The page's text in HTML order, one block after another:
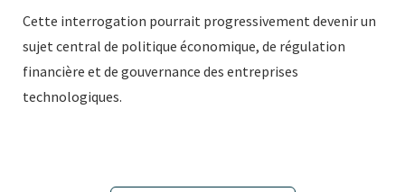
Cette interrogation pourrait progressivement devenir un
sujet central de politique économique, de régulation
financière et de gouvernance des entreprises
technologiques.